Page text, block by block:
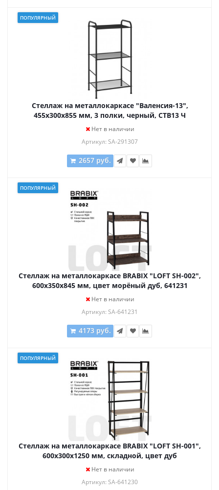
ПОПУЛЯРНЫЙ
Стеллаж на металлокаркасе "Валенсия-13",
455х300х855 мм, 3 полки, черный, СТВ13 Ч
Нет в наличии
Артикул: SA-291307
2657 руб.
ПОПУЛЯРНЫЙ
Стеллаж на металлокаркасе BRABIX "LOFT SH-002",
600х350х845 мм, цвет морёный дуб, 641231
Нет в наличии
Артикул: SA-641231
4173 руб.
ПОПУЛЯРНЫЙ
Стеллаж на металлокаркасе BRABIX "LOFT SH-001",
600х300х1250 мм, складной, цвет дуб
натуральный, 641230
Нет в наличии
Артикул: SA-641230